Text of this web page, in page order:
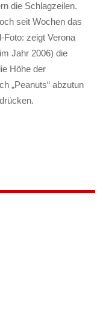
die Schlagzeilen.
seit Wochen das
Foto: zeigt Verona
Jahr 2006) die
Höhe der
„Peanuts“ abzutun